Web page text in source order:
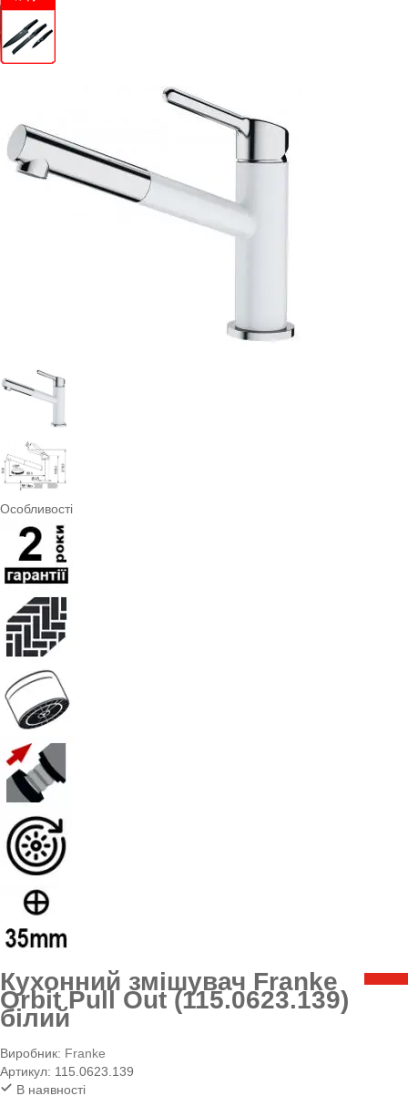
Особливості
Кухонний змішувач Franke
Orbit Pull Out (115.0623.139)
білий
Виробник: Franke
Артикул: 115.0623.139
В наявності